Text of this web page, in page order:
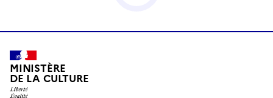
MINISTÈRE
DE LA CULTURE